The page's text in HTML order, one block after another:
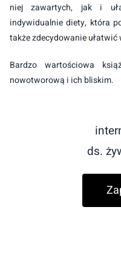
niej zawartych, jak i
indywidualnie diety, która
także zdecydowanie
Bardzo wartościowa
nowotworową i ich bliskim.
ds.